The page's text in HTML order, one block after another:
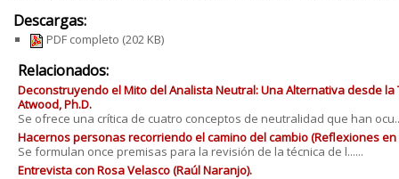
Descargas:
PDF completo (202 KB)
Relacionados:
Deconstruyendo el Mito del Analista Neutral: Una Alternativa desde
Atwood, Ph.D.
Se ofrece una crítica de cuatro conceptos de neutralidad que han
Hacernos personas recorriendo el camino del cambio (Reflexiones
Se formulan once premisas para la revisión de la técnica de l......
Entrevista con Rosa Velasco (Raúl Naranjo).